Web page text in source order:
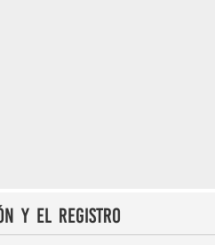
y el registro